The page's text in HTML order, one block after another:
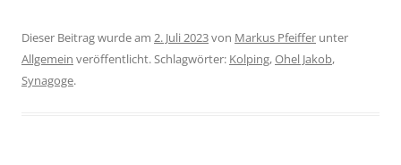
Dieser Beitrag wurde am 2. Juli 2023von Markus Pfeiffer unter
Allgemein veröffentlicht. Schlagwörter: Kolping,Ohel Jakob,
Synagoge.